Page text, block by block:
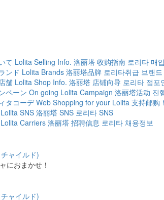
て Lolita Selling Info. 洛丽塔 收购指南 로리타 매
ンド Lolita Brands 洛丽塔品牌 로리타취급 브랜드
舗 Lolita Shop Info. 洛丽塔 店铺向导 로리타 점포
ペーン On going Lolita Campaign 洛丽塔活动 진
タコーデ Web Shopping for your Lolita 支持邮购
Lolita SNS 洛丽塔 SNS 로리타 SNS
Lolita Carriers 洛丽塔 招聘信息 로리타 채용정보
におまかせ！